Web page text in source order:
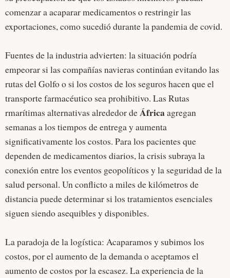
comenzar a acaparar medicamentos o restringir las
exportaciones, como sucedió durante la pandemia de covid.
Fuentes de la industria advierten: la situación podría
empeorar si las compañías navieras continúan evitando las
rutas del Golfo o si los costos de los seguros hacen que el
transporte farmacéutico sea prohibitivo. Las Rutas
rmarítimas alternativas alrededor deÁfricaagregan
semanas a los tiempos de entrega y aumenta
significativamente los costos. Para los pacientes que
dependen de medicamentos diarios, la crisis subraya la
conexión entre los eventos geopolíticos y la seguridad de la
salud personal. Un conflicto a miles de kilómetros de
distancia puede determinar si los tratamientos esenciales
siguen siendo asequibles y disponibles.
La paradoja de la logística: Acaparamos y subimos los
costos, por el aumento de la demanda o aceptamos el
aumento de costos por la escasez. La experiencia de la